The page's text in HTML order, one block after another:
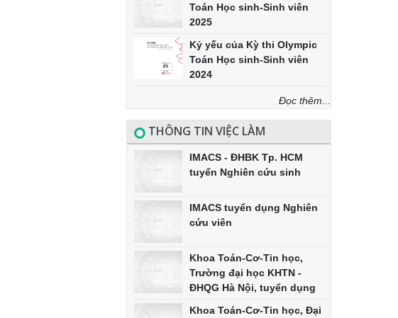
Toán Học sinh-Sinh viên
2025
Kỷ yếu của Kỳ thi Olympic
Toán Học sinh-Sinh viên
2024
Đọc thêm...
THÔNG TIN VIỆC LÀM
IMACS - ĐHBK Tp. HCM
tuyển Nghiên cứu sinh
IMACS tuyển dụng Nghiên
cứu viên
Khoa Toán-Cơ-Tin học,
Trường đại học KHTN -
ĐHQG Hà Nội, tuyển dụng
Khoa Toán-Cơ-Tin học, Đại